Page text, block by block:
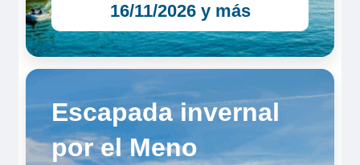
16/11/2026 y más
Escapada invernal
por el Meno